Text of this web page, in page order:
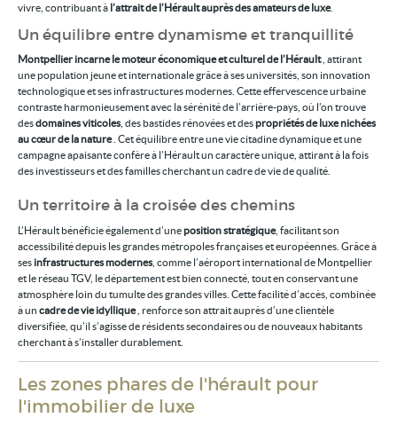
vivre, contribuant à l’attrait de l’Hérault auprès des amateurs de luxe.
Un équilibre entre dynamisme et tranquillité
Montpellier incarne le moteur économique et culturel de l’Hérault , attirant
une population jeune et internationale grâce à ses universités, son innovation
technologique et ses infrastructures modernes. Cette effervescence urbaine
contraste harmonieusement avec la sérénité de l’arrière-pays, où l’on trouve
desdomaines viticoles, des bastides rénovées et despropriétés de luxe nichées
au cœur de la nature . Cet équilibre entre une vie citadine dynamique et une
campagne apaisante confère à l’Hérault un caractère unique, attirant à la fois
des investisseurs et des familles cherchant un cadre de vie de qualité.
Un territoire à la croisée des chemins
L’Hérault bénéficie également d’uneposition stratégique, facilitant son
accessibilité depuis les grandes métropoles françaises et européennes. Grâce à
sesinfrastructures modernes, comme l’aéroport international de Montpellier
et le réseau TGV, le département est bien connecté, tout en conservant une
atmosphère loin du tumulte des grandes villes. Cette facilité d’accès, combinée
à un cadre de vie idyllique , renforce son attrait auprès d’une clientèle
diversifiée, qu’il s’agisse de résidents secondaires ou de nouveaux habitants
cherchant à s’installer durablement.
Les zones phares de l'hérault pour
l'immobilier de luxe